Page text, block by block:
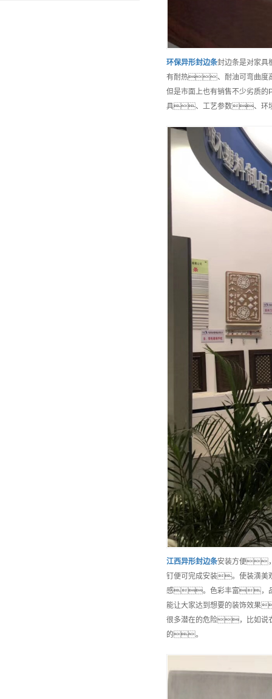
环保异形封边条封边条是对家
有耐热、耐油可弯曲度
但是市面上也有销售不少劣
具、工艺参数、环
江西异形封边条安装方便
钉便可完成安装。使装潢
感。色彩丰富，
能让大家达到想要的装饰效果
很多潜在的危险，比如说
的。